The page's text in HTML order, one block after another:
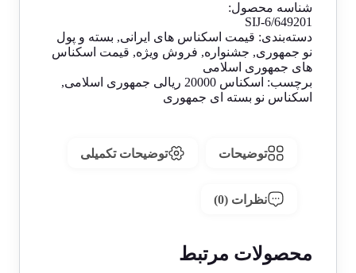
شناسه محصول:
SIJ-6/649201
دسته‌بندی: قیمت اسکناس های ایرانی, بسته و پول
نو جمهوری, جشنواره, فروش ویژه, قیمت اسکناس
های جمهوری اسلامی
برچسب: اسکناس 20000 ریالی جمهوری اسلامی
,
اسکناس نو بسته ای جمهوری
توضیحات توضیحات تکمیلی
نظرات (0)
محصولات مرتبط